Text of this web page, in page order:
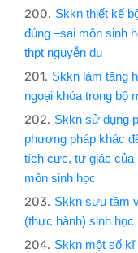
Skkn thiết kế
đúng –sai môn sinh
thpt nguyễn du
Skkn làm tăng
ngoại khóa trong bộ
Skkn sử dụng
phương pháp khác
tích cực, tự giác của
môn sinh học
Skkn sưu tầm
(thực hành) sinh học
Skkn một số kĩ